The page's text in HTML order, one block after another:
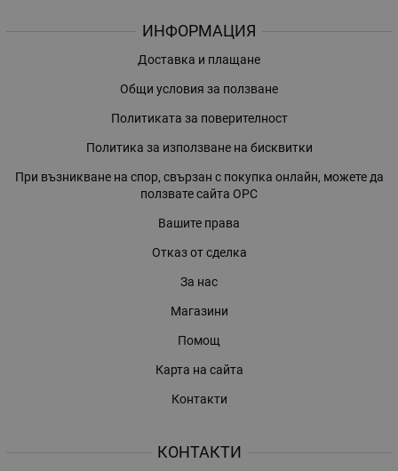
ИНФОРМАЦИЯ
Доставка и плащане
Общи условия за ползване
Политиката за поверителност
Политика за използване на бисквитки
При възникване на спор, свързан с покупка онлайн, можете да
ползвате сайта ОРС
Вашите права
Отказ от сделка
За нас
Магазини
Помощ
Карта на сайта
Контакти
КОНТАКТИ